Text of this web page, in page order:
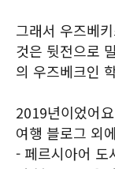
그래서 우즈베
것은 뒷전으로
의 우즈베크인
2019년이었어
여행 블로그 외
- 페르시아어 도